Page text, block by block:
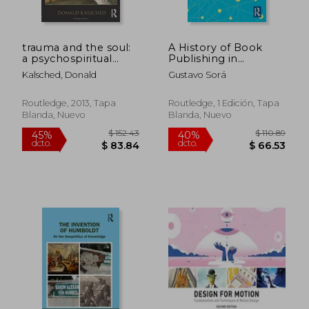
$ 59.78 $
trauma and the soul:
a psychospiritual
approach to human
development and its
Inglés)
Kalsched, Donald
Routledge, 2013, Tapa
Blanda, Nuevo
A History of Book
Publishing in
Contemporary Latin
America (Routledge
Latin America) (en
Inglés)
Gustavo Sorá
Routledge, 1 Edición, Tapa
Blanda, Nuevo